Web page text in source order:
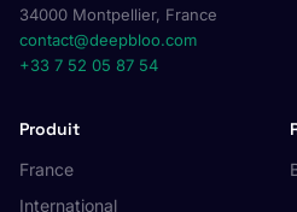
34000 Montpellier, France
contact@deepbloo.com
+33 7 52 05 87 54
Produit
France
International